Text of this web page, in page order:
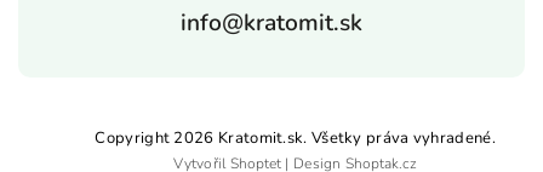
info@kratomit.sk
Copyright 2026 Kratomit.sk. Všetky práva vyhradené.
VytvořilShoptet | Design Shoptak.cz